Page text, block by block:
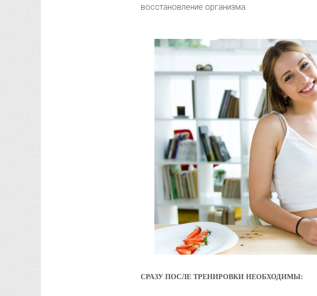
восстановление организма.
СРАЗУ ПОСЛЕ ТРЕНИРОВКИ НЕОБХОДИМЫ: